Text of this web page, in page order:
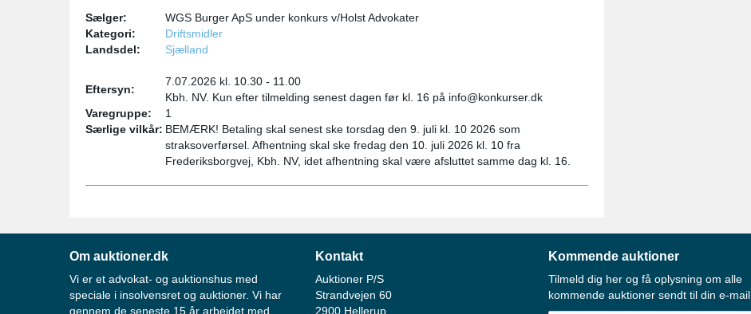
Sælger:
WGS Burger ApS under konkurs v/Holst Advokater
Kategori:
Driftsmidler
Landsdel:
Sjælland
Eftersyn:
7.07.2026 kl. 10.30 - 11.00
Kbh. NV. Kun efter tilmelding senest dagen før kl. 16 på info@konkurser.dk
Varegruppe:
1
Særlige vilkår: BEMÆRK! Betaling skal senest ske torsdag den 9. juli kl. 10 2026 som
straksoverførsel. Afhentning skal ske fredag den 10. juli 2026 kl. 10 fra
Frederiksborgvej, Kbh. NV, idet afhentning skal være afsluttet samme dag kl. 16.
Om auktioner.dk
Vi er et advokat- og auktionshus med
speciale i insolvensret og auktioner. Vi har
gennem de seneste 15 år arbejdet med
Kontakt
Auktioner P/S
Strandvejen 60
2900 Hellerup
Kommende auktioner
Tilmeld dig her og få oplysning om alle
kommende auktioner sendt til din e-mail